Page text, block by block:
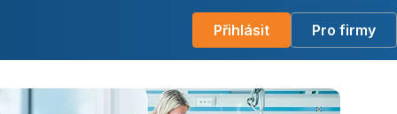
Přihlásit Pro firmy